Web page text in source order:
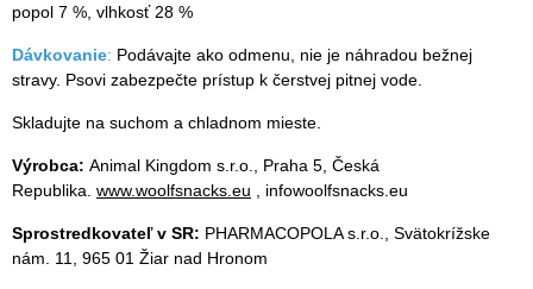
popol 7 %, vlhkosť 28 %
Dávkovanie: Podávajte ako odmenu, nie je náhradou bežnej
stravy. Psovi zabezpečte prístup k čerstvej pitnej vode.
Skladujte na suchom a chladnom mieste.
Výrobca: Animal Kingdom s.r.o., Praha 5, Česká
Republika. www.woolfsnacks.eu , infowoolfsnacks.eu
Sprostredkovateľ v SR: PHARMACOPOLA s.r.o., Svätokrížske
nám. 11, 965 01 Žiar nad Hronom